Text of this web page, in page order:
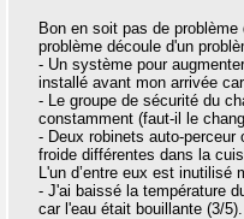
Bon en soit pas de
problème découle d'un
- Un système pour
installé avant mon arrivée
- Le groupe de sécurité du
constamment (faut-il le
- Deux robinets auto-
froide différentes dans la
L'un d’entre eux est inutilisé
- J'ai baissé la température
car l'eau était bouillante (3/5).